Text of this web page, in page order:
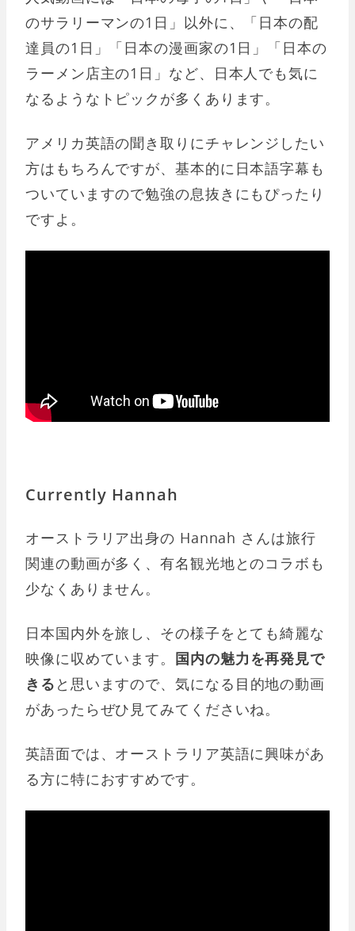
のサラリーマンの1日」以外に、「日本の配
達員の1日」「日本の漫画家の1日」「日本の
ラーメン店主の1日」など、日本人でも気に
なるようなトピックが多くあります。
アメリカ英語の聞き取りにチャレンジしたい
方はもちろんですが、基本的に日本語字幕も
ついていますので勉強の息抜きにもぴったり
ですよ。
Currently Hannah
オーストラリア出身の Hannah さんは旅行
関連の動画が多く、有名観光地とのコラボも
少なくありません。
日本国内外を旅し、その様子をとても綺麗な
映像に収めています。 国内の魅力を再発見で
きる と思いますので、気になる目的地の動画
があったらぜひ見てみてくださいね。
英語面では、オーストラリア英語に興味があ
る方に特におすすめです。